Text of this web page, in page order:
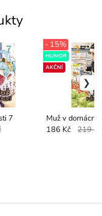
7 Muž v
HUMOR
AKČNÍ
- 15%
186 Kč 219 Kč